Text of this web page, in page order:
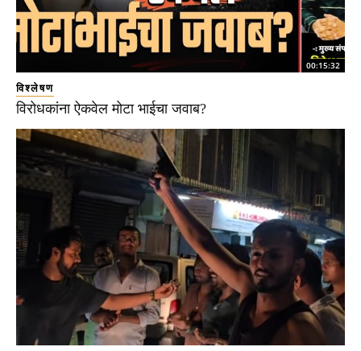
00:15:32
विश्लेषण
विरोधकांना ऐकवेल मोटा भाईचा जवाब?